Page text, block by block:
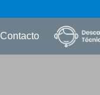
Contacto